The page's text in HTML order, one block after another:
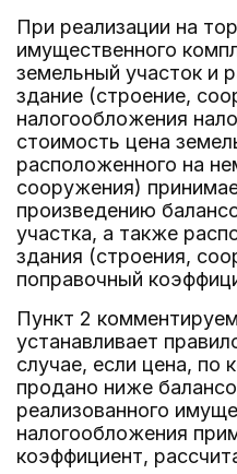
При реализации на
имущественного
земельный участок и
здание (строение,
налогообложения
стоимость цена
расположенного на
сооружения)
произведению
участка, а также
здания (строения,
поправочный
Пункт 2
устанавливает
случае, если цена, по
продано ниже
реализованного
налогообложения
коэффициент,